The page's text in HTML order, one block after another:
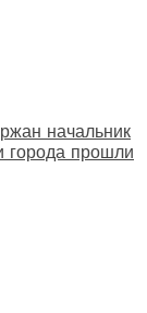
начальник
города прошли